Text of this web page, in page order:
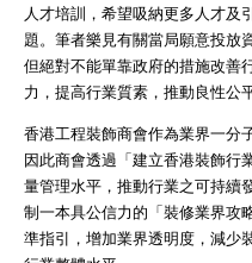
人才培訓，希望吸納更多人才及
題。筆者樂見有關當局願意投放
但絕對不能單靠政府的措施改善
力，提高行業質素，推動良性公
香港工程裝飾商會作為業界一分
因此商會透過「建立香港裝飾行
量管理水平，推動行業之可持續
制一本具公信力的「裝修業界攻
準指引，增加業界透明度，減少